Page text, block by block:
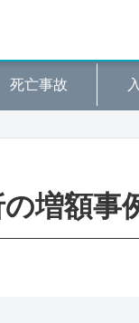
死亡事故
増額事